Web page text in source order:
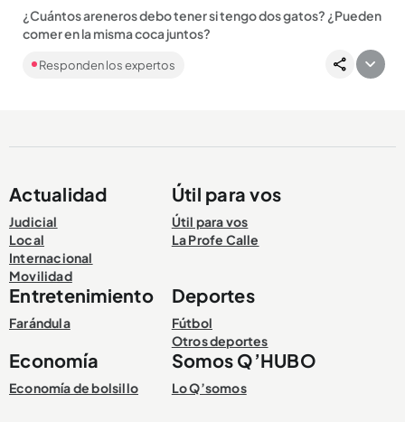
Compartir Noticia
¿Cuántos areneros debo tener si tengo dos gatos? ¿Pueden
comer en la misma coca juntos?
Hola, gracias por escribirnos. Lo más recomendable cuando
tienes dos gatos es que tengas dos....
Responden los expertos
Actualidad
Judicial
Local
Internacional
Movilidad
Útil para vos
Útil para vos
La Profe Calle
Entretenimiento
Farándula
Deportes
Fútbol
Otros deportes
Economía
Economía de bolsillo
Somos Q’HUBO
Lo Q’somos